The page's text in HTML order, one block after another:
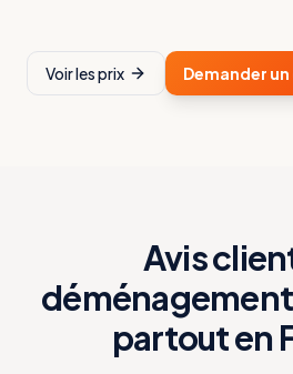
Voir les prix Demander un
Avis
déménagement
partout en